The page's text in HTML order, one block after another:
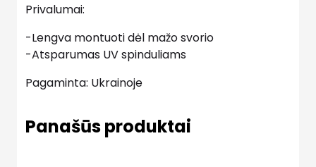
Privalumai:
-Lengva montuoti dėl mažo svorio
-Atsparumas UV spinduliams
Pagaminta: Ukrainoje
Panašūs produktai